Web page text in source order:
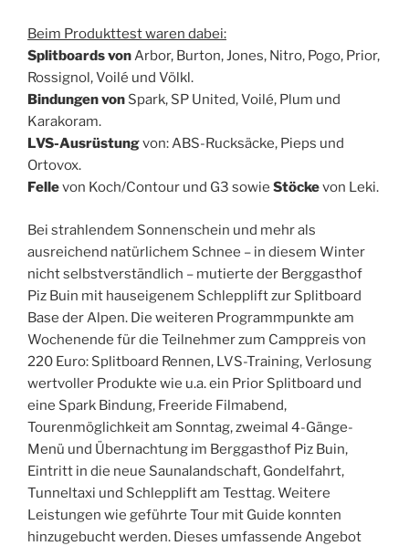
Beim Produkttest waren dabei:
Splitboards vonArbor, Burton, Jones, Nitro, Pogo, Prior,
Rossignol, Voilé und Völkl.
Bindungen von Spark, SP United, Voilé, Plum und
Karakoram.
LVS-Ausrüstungvon: ABS-Rucksäcke, Pieps und
Ortovox.
Fellevon Koch/Contour und G3 sowie Stöckevon Leki.
Bei strahlendem Sonnenschein und mehr als
ausreichend natürlichem Schnee – in diesem Winter
nicht selbstverständlich – mutierte der Berggasthof
Piz Buin mit hauseigenem Schlepplift zur Splitboard
Base der Alpen. Die weiteren Programmpunkte am
Wochenende für die Teilnehmer zum Camppreis von
220 Euro: Splitboard Rennen, LVS-Training, Verlosung
wertvoller Produkte wie u.a. ein Prior Splitboard und
eine Spark Bindung, Freeride Filmabend,
Tourenmöglichkeit am Sonntag, zweimal 4-Gänge-
Menü und Übernachtung im Berggasthof Piz Buin,
Eintritt in die neue Saunalandschaft, Gondelfahrt,
Tunneltaxi und Schlepplift am Testtag. Weitere
Leistungen wie geführte Tour mit Guide konnten
hinzugebucht werden. Dieses umfassende Angebot